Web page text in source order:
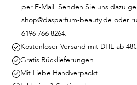
per E-Mail. Senden Sie uns dazu
shop@dasparfum-beauty.de oder
6196 766 8264.
Kostenloser Versand mit DHL ab 48€
Gratis Rücklieferungen
Mit Liebe Handverpackt